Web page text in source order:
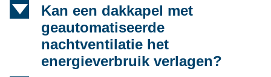
d
Kan een dakkapel met
geautomatiseerde
nachtventilatie het
energieverbruik verlagen?